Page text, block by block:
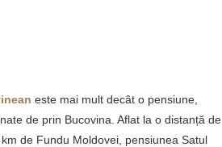
este mai mult decât o pensiune,
de prin Bucovina. Aflat la o distanță de
de Fundu Moldovei, pensiunea Satul